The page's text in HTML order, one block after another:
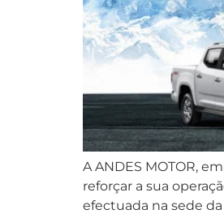
A ANDES MOTOR,
reforçar a sua
efectuada na sede